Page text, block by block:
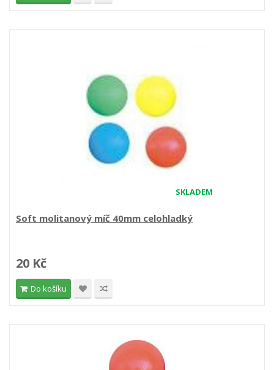
SKLADEM
Soft molitanový míč 40mm celohladký
20 Kč
Do košíku